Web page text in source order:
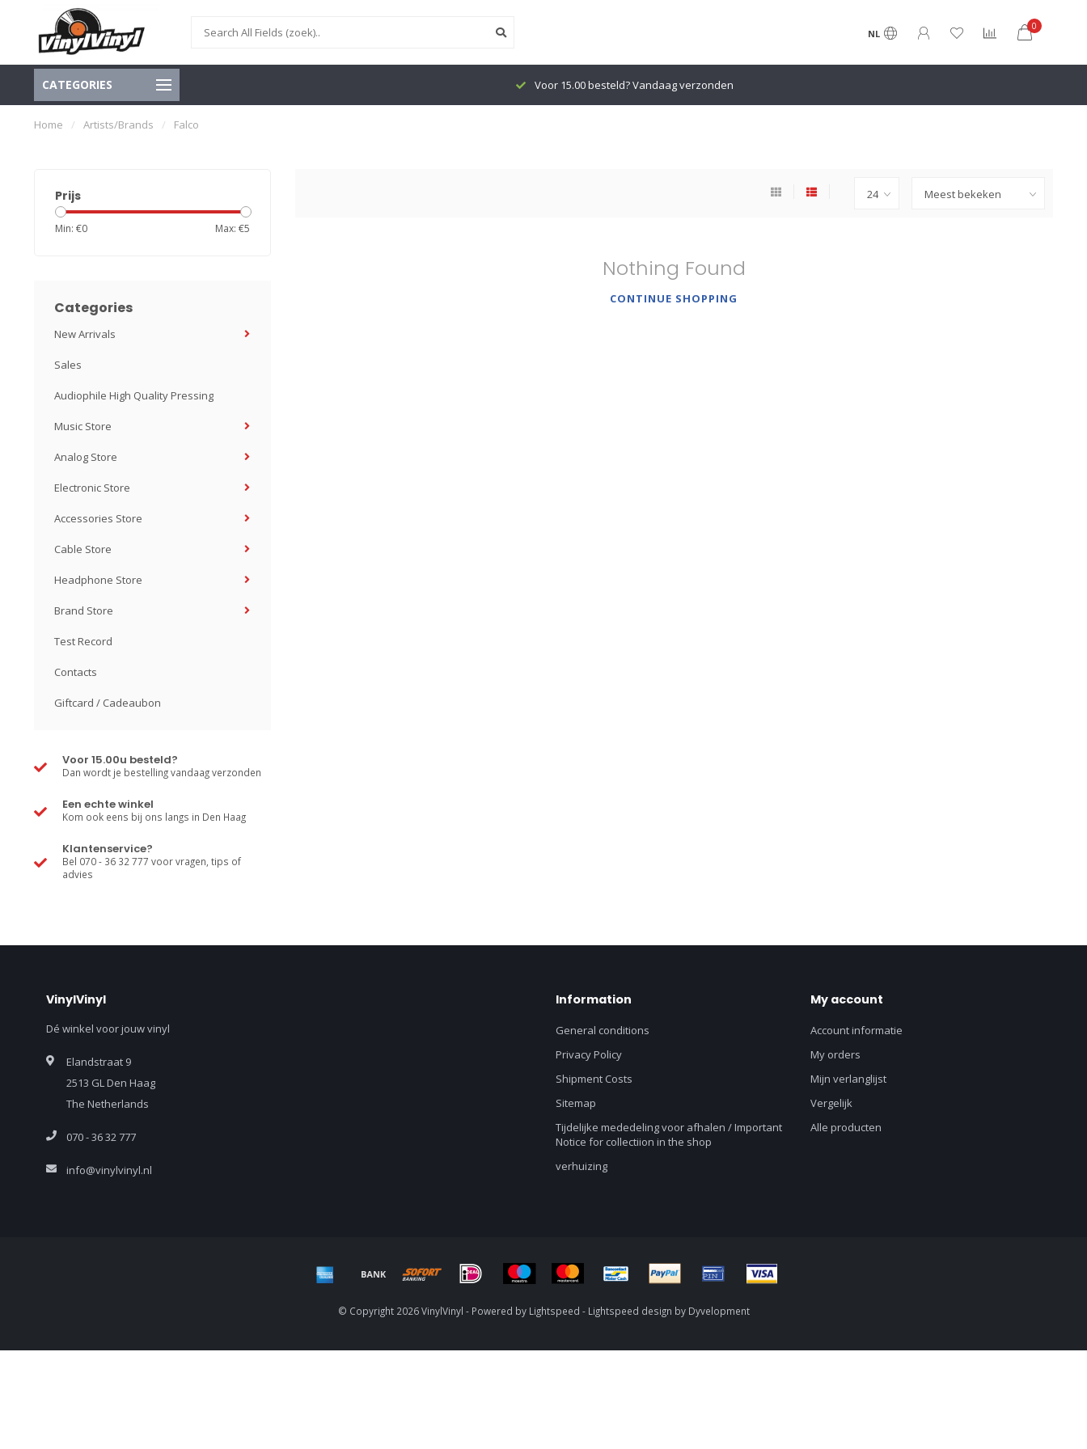
NL
0
CATEGORIES Voor 15.00 besteld? Vandaag verzonden
Home / Artists/Brands / Falco
Prijs
Min: €0 Max: €5
Categories
New Arrivals
Sales
Audiophile High Quality Pressing
Music Store
Analog Store
Electronic Store
Accessories Store
Cable Store
Headphone Store
Brand Store
Test Record
Contacts
Giftcard / Cadeaubon
Voor 15.00u besteld?
Dan wordt je bestelling vandaag verzonden
Een echte winkel
Kom ook eens bij ons langs in Den Haag
Klantenservice?
Bel 070 - 36 32 777 voor vragen, tips of
advies
Nothing Found
CONTINUE SHOPPING
VinylVinyl
Dé winkel voor jouw vinyl
Elandstraat 9
2513 GL Den Haag
The Netherlands
070 - 36 32 777
info@vinylvinyl.nl
Information
General conditions
Privacy Policy
Shipment Costs
Sitemap
Tijdelijke mededeling voor afhalen / Important
Notice for collectiion in the shop
verhuizing
My account
Account informatie
My orders
Mijn verlanglijst
Vergelijk
Alle producten
© Copyright 2026 VinylVinyl - Powered by Lightspeed - Lightspeed design by Dyvelopment